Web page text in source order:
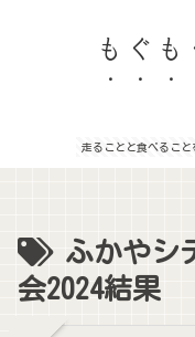
もぐ
走ることと食べるこ
ふかやシ
会2024結果